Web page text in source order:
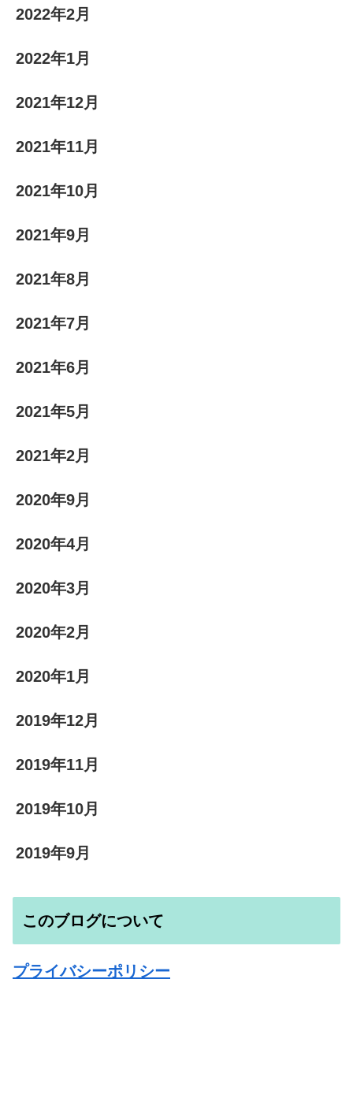
2022年2月
2022年1月
2021年12月
2021年11月
2021年10月
2021年9月
2021年8月
2021年7月
2021年6月
2021年5月
2021年2月
2020年9月
2020年4月
2020年3月
2020年2月
2020年1月
2019年12月
2019年11月
2019年10月
2019年9月
このブログについて
プライバシーポリシー